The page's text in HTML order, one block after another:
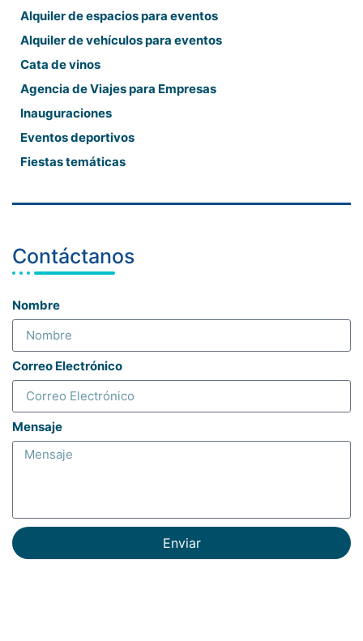
Alquiler de espacios para eventos
Alquiler de vehículos para eventos
Cata de vinos
Agencia de Viajes para Empresas
Inauguraciones
Eventos deportivos
Fiestas temáticas
Contáctanos
Nombre
Correo Electrónico
Mensaje
Enviar